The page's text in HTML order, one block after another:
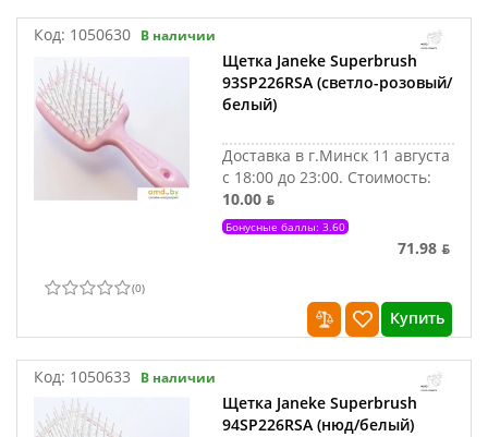
Код: 1050630 В наличии
Щетка Janeke Superbrush
93SP226RSA (светло-розовый/
белый)
Доставка в г.Минск 11 августа
с 18:00 до 23:00. Стоимость:
10.00 ƃ
Бонусные баллы: 3.60
71.98 ƃ
(0)
Купить
Код: 1050633 В наличии
Щетка Janeke Superbrush
94SP226RSA (нюд/белый)